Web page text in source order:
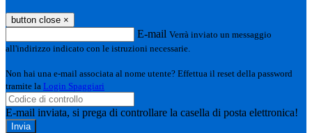
button close ×
E-mail Verrà inviato un messaggio
all'indirizzo indicato con le istruzioni necessarie.
Non hai una e-mail associata al nome utente? Effettua il reset della password
tramite la Login Spaggiari
E-mail inviata, si prega di controllare la casella di posta elettronica!